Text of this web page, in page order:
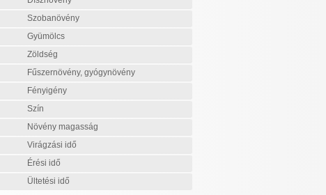
Szobanövény
Gyümölcs
Zöldség
Fűszernövény, gyógynövény
Fényigény
Szín
Növény magasság
Virágzási idő
Érési idő
Ültetési idő